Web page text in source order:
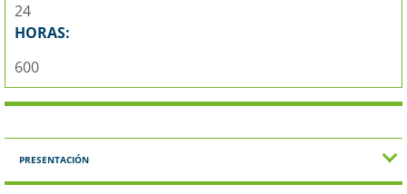
24
HORAS:
600
PRESENTACIÓN